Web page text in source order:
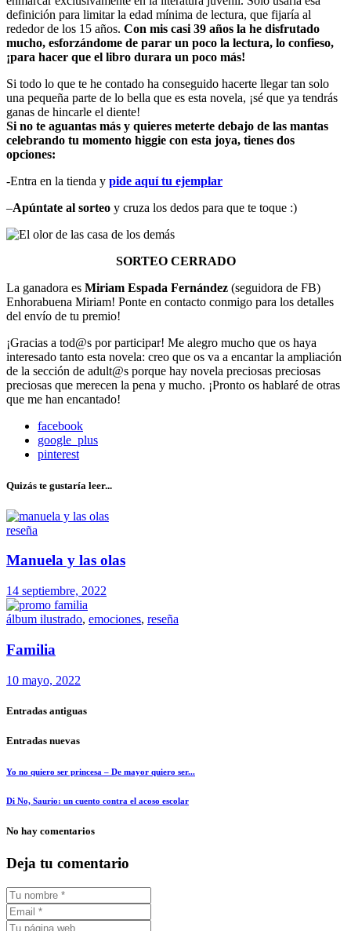
definición para limitar la edad mínima de lectura, que fijaría al
rededor de los 15 años. Con mis casi 39 años la he disfrutado
mucho, esforzándome de parar un poco la lectura, lo confieso,
¡para hacer que el libro durara un poco más!
Si todo lo que te he contado ha conseguido hacerte llegar tan solo
una pequeña parte de lo bella que es esta novela, ¡sé que ya tendrás
ganas de hincarle el diente!
Si no te aguantas más y quieres meterte debajo de las mantas
celebrando tu momento higgie con esta joya, tienes dos
opciones:
-Entra en la tienda y pide aquí tu ejemplar
–Apúntate al sorteo y cruza los dedos para que te toque :)
SORTEO CERRADO
La ganadora es Miriam Espada Fernández (seguidora de FB)
Enhorabuena Miriam! Ponte en contacto conmigo para los detalles
del envío de tu premio!
¡Gracias a tod@s por participar! Me alegro mucho que os haya
interesado tanto esta novela: creo que os va a encantar la ampliación
de la sección de adult@s porque hay novela preciosas preciosas
preciosas que merecen la pena y mucho. ¡Pronto os hablaré de otras
que me han encantado!
facebook
google_plus
pinterest
Quizás te gustaría leer...
reseña
Manuela y las olas
14 septiembre, 2022
álbum ilustrado, emociones, reseña
Familia
10 mayo, 2022
Entradas antiguas
Entradas nuevas
Yo no quiero ser princesa – De mayor quiero ser...
Di No, Saurio: un cuento contra el acoso escolar
No hay comentarios
Deja tu comentario